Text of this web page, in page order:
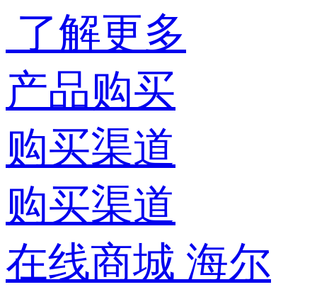
了解更多
产品购买
购买渠道
购买渠道
在线商城 海尔